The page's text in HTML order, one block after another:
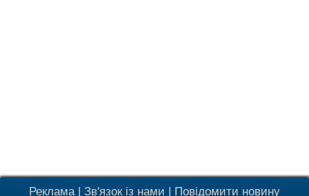
Реклама| Зв'язок із нами | Повідомити новину